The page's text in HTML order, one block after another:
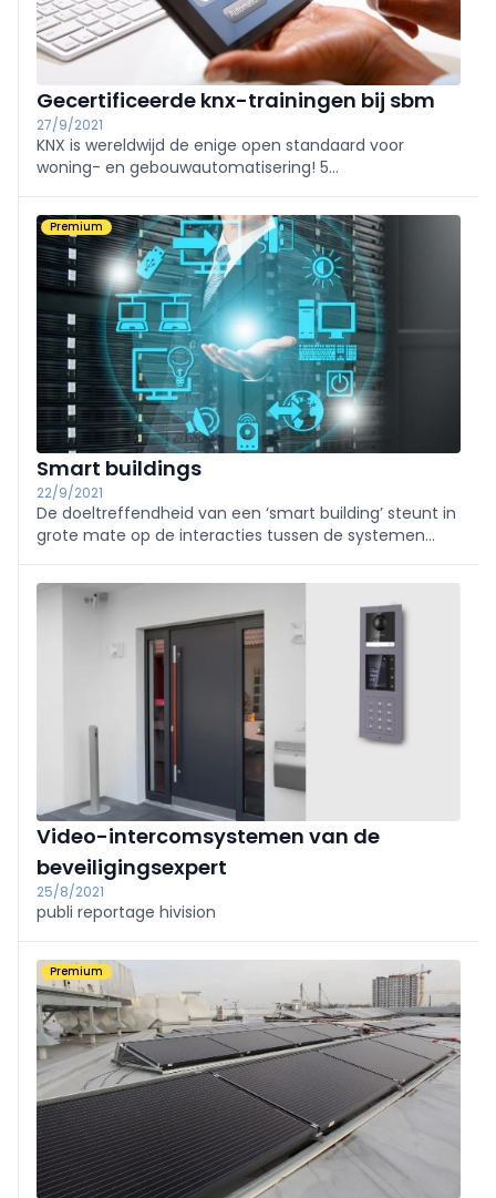
Gecertificeerde knx-trainingen bij sbm
27/9/2021
KNX is wereldwijd de enige open standaard voor
woning- en gebouwautomatisering! 5
opleiding en bij SBM
Premium
Smart buildings
22/9/2021
De doeltreffendheid van een ‘smart building’ steunt in
grote mate op de interacties tussen de systemen
hierdoor ontstaat potentieel om interessante
meerwaarde te creëren.
Video-intercomsystemen van de
beveiligingsexpert
25/8/2021
publi reportage hivision
Premium